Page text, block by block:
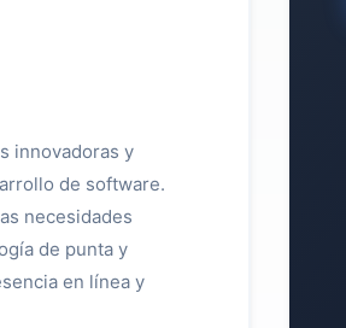
innovadoras y
de software.
necesidades
de punta y
en línea y